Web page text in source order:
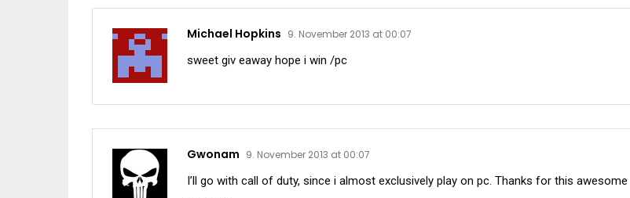
Michael Hopkins 9. November 2013 at 00:07
sweet giv eaway hope i win /pc
Gwonam 9. November 2013 at 00:07
I’ll go with call of duty, since i almost exclusively play on pc. Thanks for this awesome